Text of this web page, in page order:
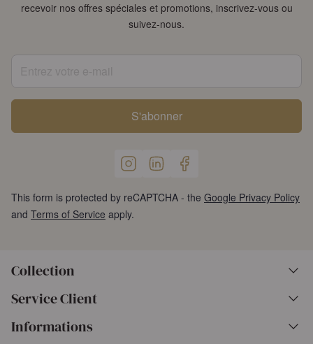
recevoir nos offres spéciales et promotions, inscrivez-vous ou
suivez-nous.
S'abonner
This form is protected by reCAPTCHA - the Google Privacy Policy
and Terms of Service apply.
Collection
Service Client
Informations